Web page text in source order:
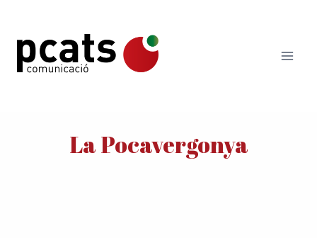
contingut
La Pocavergonya